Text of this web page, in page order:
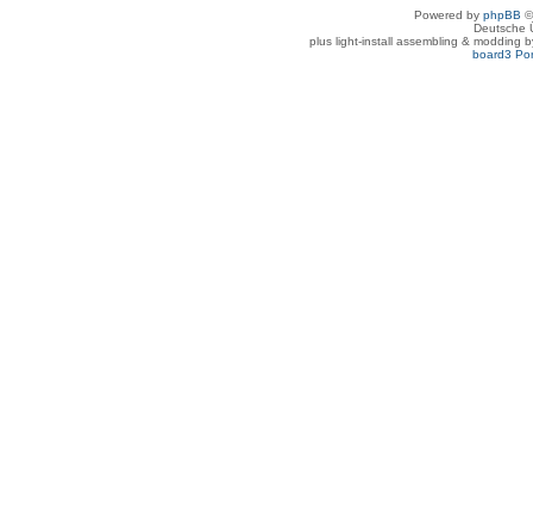
Powered by phpBB
Deutsche
plus light-install assembling & modding
board3